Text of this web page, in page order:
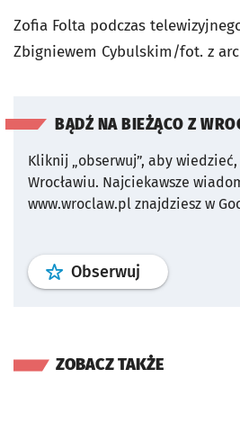
Zofia Folta podczas
Zbigniewem Cybulskim/fot. z
BĄDŹ NA BIEŻĄCO Z
Kliknij „obserwuj”, aby
Wrocławiu. Najciekawsze
www.wroclaw.pl znajdziesz w
Obserwuj profil
ZOBACZ TAKŻE